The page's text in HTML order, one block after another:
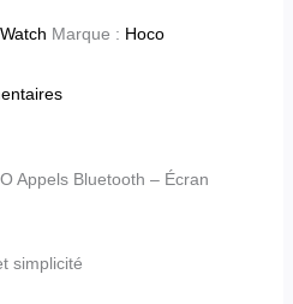
Marque : Hoco
Appels Bluetooth – Écran
simplicité